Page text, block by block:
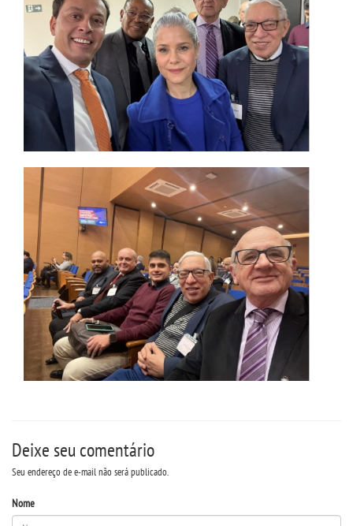
PPC
PLANOS
RESOLUÇÕES
RELATOS
LOGIN
WEBMAIL
PORTAL DE ALUNOS
PORTAL DE PROFESSORES/ACADÊMICO
IMPRENSA
TRABALHE CONOSCO
Deixe seu comentário
Seu endereço de e-mail não será publicado.
Nome